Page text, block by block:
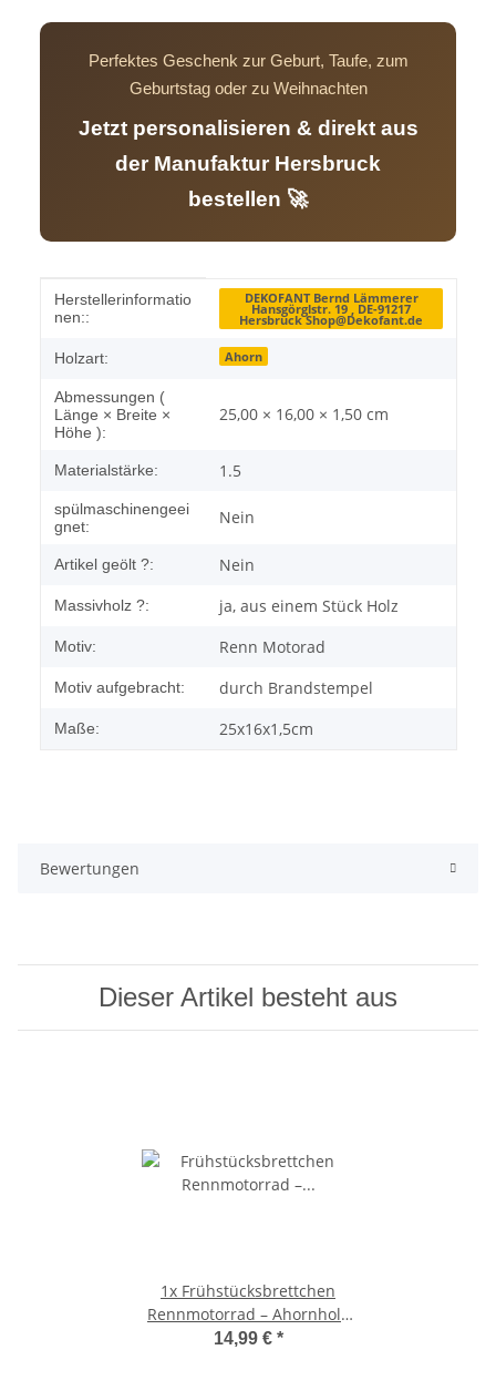
Perfektes Geschenk zur Geburt, Taufe, zum
Geburtstag oder zu Weihnachten
Jetzt personalisieren & direkt aus
der Manufaktur Hersbruck
bestellen 🚀
Produkteigenschaft
Wert
Herstellerinformatio
nen::
DEKOFANT Bernd Lämmerer
Hansgörglstr. 19 , DE-91217
Hersbruck Shop@Dekofant.de
Holzart: Ahorn
Abmessungen (
Länge × Breite ×
Höhe ):
25,00 × 16,00 × 1,50 cm
Materialstärke: 1.5
spülmaschinengeei
gnet:
Nein
Artikel geölt ?: Nein
Massivholz ?: ja, aus einem Stück Holz
Motiv: Renn Motorad
Motiv aufgebracht: durch Brandstempel
Maße: 25x16x1,5cm
Bewertungen
Dieser Artikel besteht aus
1x Frühstücksbrettchen
Rennmotorrad – Ahornholz
25×16×1,5 cm
14,99 € *